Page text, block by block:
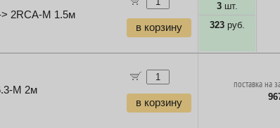
2RCA-M 1.5м
в корзину
3шт.
323руб.
M 2м
в корзину
поставка на